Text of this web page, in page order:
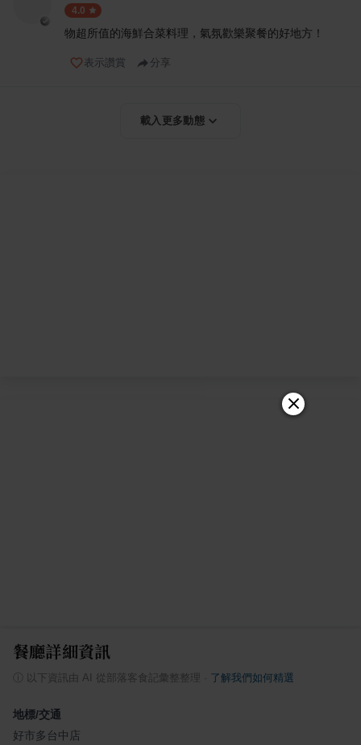
4.0
物超所值的海鮮合菜料理，氣氛歡樂聚餐的好地方！
表示讚賞 分享
載入更多動態
餐廳詳細資訊
ⓘ 以下資訊由 AI 從部落客食記彙整整理 了解我們如何精選
地標/交通
好市多台中店